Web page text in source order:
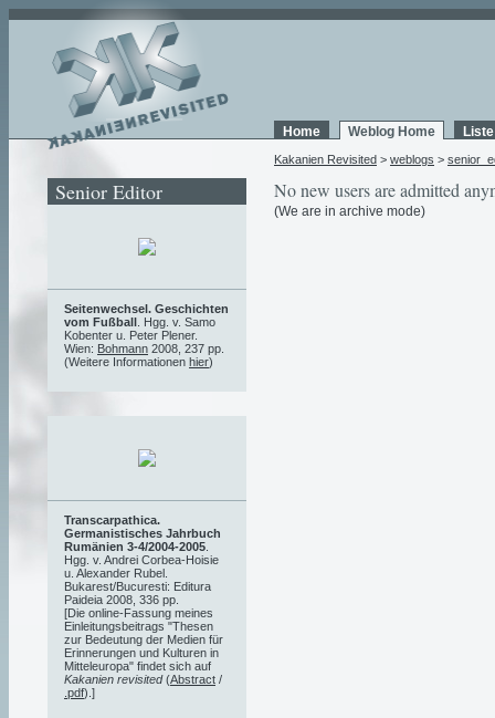
Home Weblog Home
Kakanien Revisited > weblogs >
No new users are admitted
(We are in archive mode)
Senior Editor
Seitenwechsel. Geschichten
vom Fußball . Hgg. v. Samo
Kobenter u. Peter Plener.
Wien: Bohmann 2008, 237 pp.
(Weitere Informationen hier)
Transcarpathica.
Germanistisches Jahrbuch
Rumänien 3-4/2004-2005
Hgg. v. Andrei Corbea-Hoisie
u. Alexander Rubel.
Bukarest/Bucuresti: Editura
Paideia 2008, 336 pp.
[Die online-Fassung meines
Einleitungsbeitrags "Thesen
zur Bedeutung der Medien für
Erinnerungen und Kulturen in
Mitteleuropa" findet sich auf
Kakanien revisited(Abstract /
.pdf).]